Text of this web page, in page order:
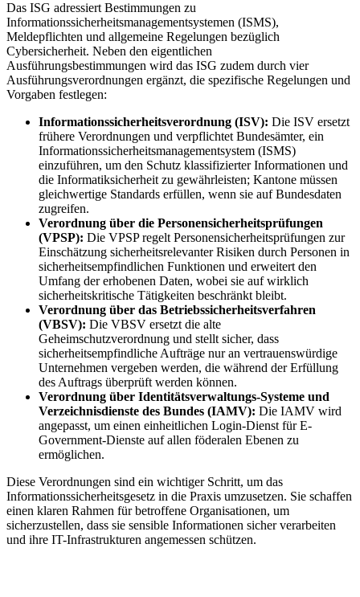
Das ISG adressiert Bestimmungen zu
Informationssicherheitsmanagementsystemen (ISMS),
Meldepflichten und allgemeine Regelungen bezüglich
Cybersicherheit. Neben den eigentlichen
Ausführungsbestimmungen wird das ISG zudem durch vier
Ausführungsverordnungen ergänzt, die spezifische Regelungen und
Vorgaben festlegen:
Informationssicherheitsverordnung (ISV): Die ISV ersetzt
frühere Verordnungen und verpflichtet Bundesämter, ein
Informationssicherheitsmanagementsystem (ISMS)
einzuführen, um den Schutz klassifizierter Informationen und
die Informatiksicherheit zu gewährleisten; Kantone müssen
gleichwertige Standards erfüllen, wenn sie auf Bundesdaten
zugreifen.
Verordnung über die Personensicherheitsprüfungen
(VPSP): Die VPSP regelt Personensicherheitsprüfungen zur
Einschätzung sicherheitsrelevanter Risiken durch Personen in
sicherheitsempfindlichen Funktionen und erweitert den
Umfang der erhobenen Daten, wobei sie auf wirklich
sicherheitskritische Tätigkeiten beschränkt bleibt.
Verordnung über das Betriebssicherheitsverfahren
(VBSV): Die VBSV ersetzt die alte
Geheimschutzverordnung und stellt sicher, dass
sicherheitsempfindliche Aufträge nur an vertrauenswürdige
Unternehmen vergeben werden, die während der Erfüllung
des Auftrags überprüft werden können.
Verordnung über Identitätsverwaltungs-Systeme und
Verzeichnisdienste des Bundes (IAMV): Die IAMV wird
angepasst, um einen einheitlichen Login-Dienst für E-
Government-Dienste auf allen föderalen Ebenen zu
ermöglichen.
Diese Verordnungen sind ein wichtiger Schritt, um das
Informationssicherheitsgesetz in die Praxis umzusetzen. Sie schaffen
einen klaren Rahmen für betroffene Organisationen, um
sicherzustellen, dass sie sensible Informationen sicher verarbeiten
und ihre IT-Infrastrukturen angemessen schützen.